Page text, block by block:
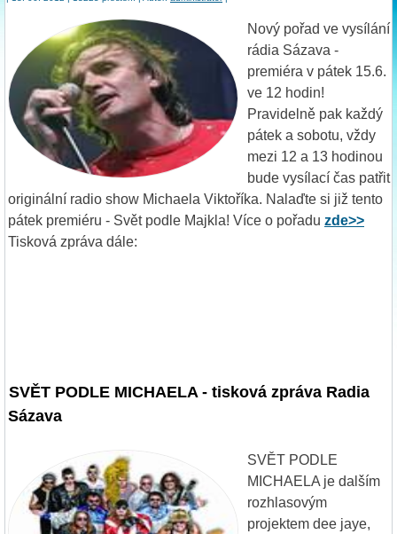
Nový pořad ve vysílání
rádia Sázava -
premiéra v pátek 15.6.
ve 12 hodin!
Pravidelně pak každý
pátek a sobotu, vždy
mezi 12 a 13 hodinou
bude vysílací čas patřit
originální radio show Michaela Viktoříka. Nalaďte si již tento
pátek premiéru - Svět podle Majkla! Více o pořadu zde>>
Tisková zpráva dále:
SVĚT PODLE MICHAELA - tisková zpráva Radia
Sázava
SVĚT PODLE
MICHAELA je dalším
rozhlasovým
projektem dee jaye,